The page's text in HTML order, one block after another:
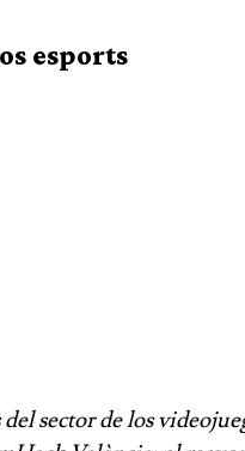
esports
sector de los